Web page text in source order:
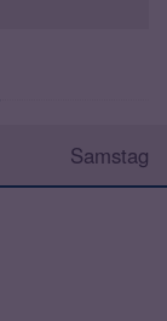
Samstag